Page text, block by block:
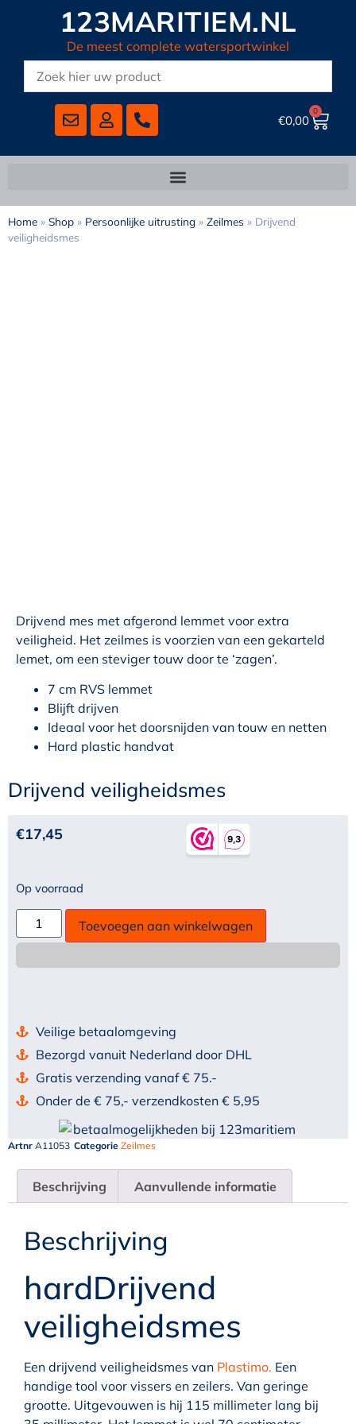
123MARITIEM.NL
De meest complete watersportwinkel
€0,00
0
Home » Shop » Persoonlijke uitrusting » Zeilmes » Drijvend
veiligheidsmes
Drijvend mes met afgerond lemmet voor extra
veiligheid. Het zeilmes is voorzien van een gekarteld
lemet, om een steviger touw door te ‘zagen’.
7 cm RVS lemmet
Blijft drijven
Ideaal voor het doorsnijden van touw en netten
Hard plastic handvat
Drijvend veiligheidsmes
€17,45
Op voorraad
Toevoegen aan winkelwagen
Veilige betaalomgeving
Bezorgd vanuit Nederland door DHL
Gratis verzending vanaf € 75.-
Onder de € 75,- verzendkosten € 5,95
Artnr A11053 Categorie Zeilmes
Beschrijving Aanvullende informatie
Beschrijving
hardDrijvend
veiligheidsmes
Een drijvend veiligheidsmes van Plastimo. Een
handige tool voor vissers en zeilers. Van geringe
grootte. Uitgevouwen is hij 115 millimeter lang bij